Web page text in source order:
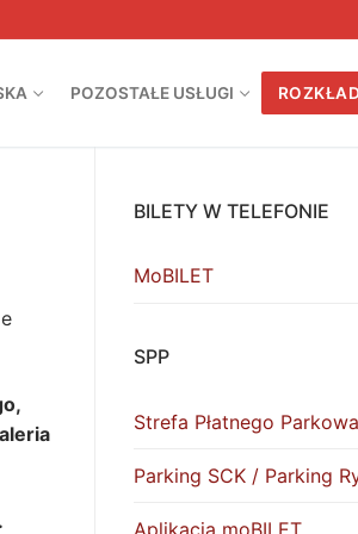
POZOSTAŁE USŁUGI
BILETY W TELEFONIE
MoBILET
SPP
Strefa Płatnego
Parking SCK / Parking